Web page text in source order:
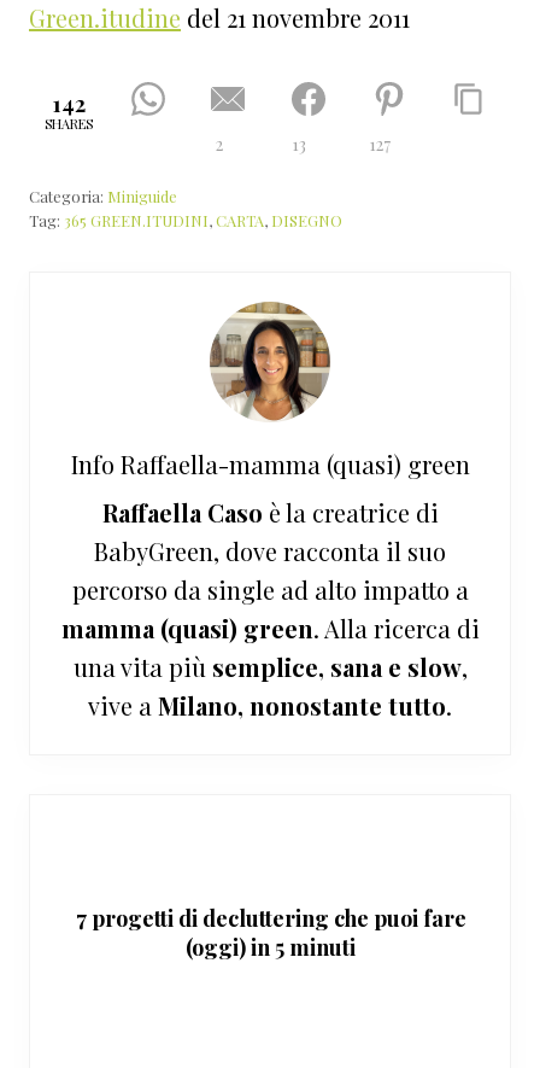
Green.itudine del 21 novembre 2011
142
SHARES
2 13 127
Categoria: Miniguide
Tag: 365 GREEN.ITUDINI,CARTA, DISEGNO
Info Raffaella-mamma (quasi) green
Raffaella Caso è la creatrice di
BabyGreen, dove racconta il suo
percorso da single ad alto impatto a
mamma (quasi) green. Alla ricerca di
una vita più semplice, sana e slow,
vive a Milano, nonostante tutto.
7 progetti di decluttering che puoi fare
(oggi) in 5 minuti